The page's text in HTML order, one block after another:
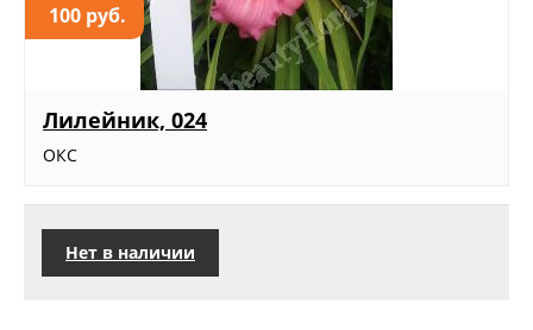
100 руб.
Лилейник, 024
ОКС
Нет в наличии